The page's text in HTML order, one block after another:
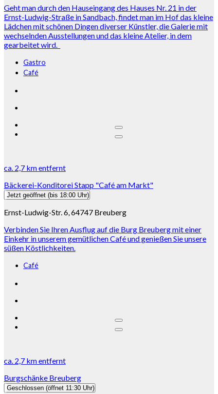
Geht man durch den Hauseingang des Hauses Nr. 21 in der
Ernst-Ludwig-Straße in Sandbach, findet man im Hof das kleine
Lädchen mit schönen Dingen diverser Künstler, die Galerie mit
wechselnden Ausstellungen und das kleine Atelier, in dem
gearbeitet wird.
Gastro
Café
ca. 2,7 kmentfernt
Bäckerei-Konditorei Stapp "Café am Markt"
Jetzt geöffnet (bis 18:00 Uhr)
Ernst-Ludwig-Str. 6, 64747 Breuberg
Verbinden Sie Ihren Ausflug auf die Burg Breuberg mit einer
Einkehr in unserem gemütlichen Café und genießen Sie unsere
süßen Köstlichkeiten.
Café
ca. 2,7 kmentfernt
Burgschänke Breuberg
Geschlossen (öffnet 11:30 Uhr)